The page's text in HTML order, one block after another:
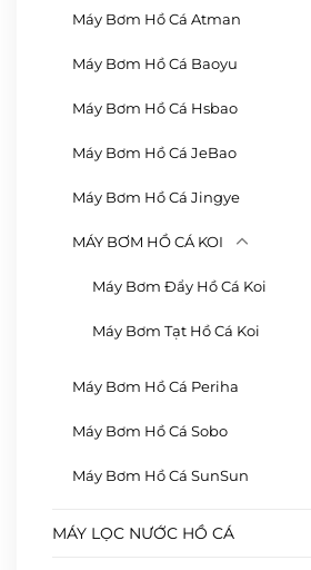
Máy Bơm Hồ Cá Atman
Máy Bơm Hồ Cá Baoyu
Máy Bơm Hồ Cá Hsbao
Máy Bơm Hồ Cá JeBao
Máy Bơm Hồ Cá Jingye
MÁY BƠM HỒ CÁ KOI
Máy Bơm Đẩy Hồ Cá Koi
Máy Bơm Tạt Hồ Cá Koi
Máy Bơm Hồ Cá Periha
Máy Bơm Hồ Cá Sobo
Máy Bơm Hồ Cá SunSun
MÁY LỌC NƯỚC HỒ CÁ